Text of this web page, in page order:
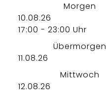
Morgen
10.08.26
17:00 - 23:00 Uhr
Übermorgen
11.08.26
Mittwoch
12.08.26